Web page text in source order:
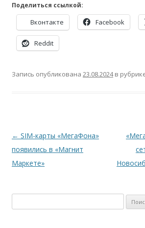
Поделиться ссылкой:
Вконтакте Facebook
Reddit
Запись опубликована 23.08.2024в
Навигация
по
записям
← SIM-карты «МегаФона»
появились в «Магнит
Маркете»